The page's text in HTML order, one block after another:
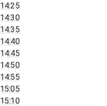
14:25
14:30
14:35
14:40
14:45
14:50
14:55
15:05
15:10